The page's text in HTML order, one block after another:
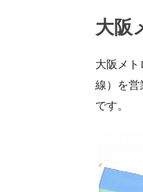
大阪
大阪メト
線）を営
です。